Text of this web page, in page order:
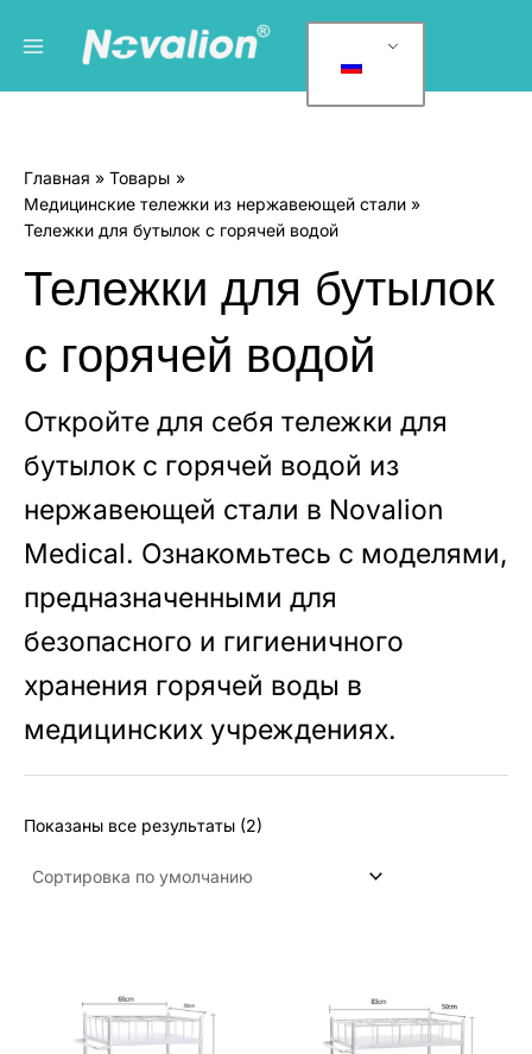
содержанию
Главное
меню
а
о
р
и
о
а
о
в
Главная
Товары
Медицинские тележки из нержавеющей стали
Тележки для бутылок с горячей водой
Тележки для бутылок
с горячей водой
Откройте для себя тележки для
бутылок с горячей водой из
нержавеющей стали в Novalion
Medical. Ознакомьтесь с моделями,
предназначенными для
безопасного и гигиеничного
хранения горячей воды в
медицинских учреждениях.
Показаны все результаты (2)